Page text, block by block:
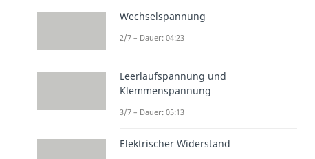
Wechselspannung
2/7 – Dauer: 04:23
Leerlaufspannung und
Klemmenspannung
3/7 – Dauer: 05:13
Elektrischer Widerstand